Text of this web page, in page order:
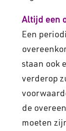
Altijd een
Een
staan ook
verderop
de
moeten